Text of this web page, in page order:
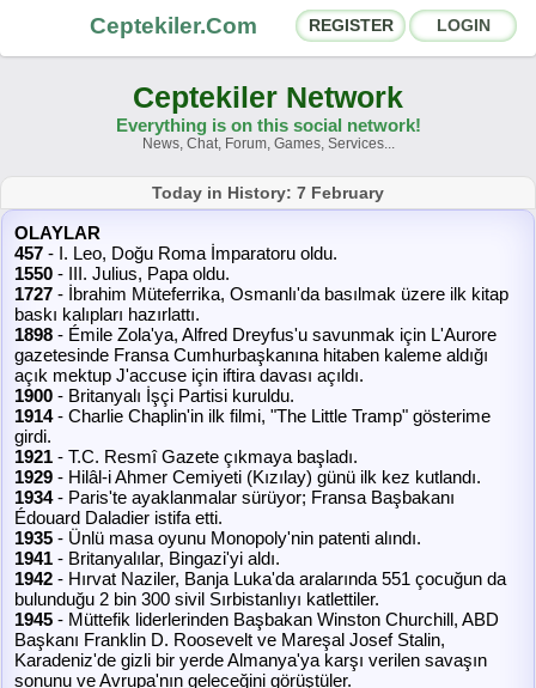
Ceptekiler.Com REGISTER LOGIN
Forums Social Shares
Chat Rooms
Announcements Contact
About Us
Ceptekiler.Com - v2025.01
Licence F.A.Q. C.S.
Ceptekiler Network
Everything is on this social network!
News, Chat, Forum, Games, Services...
Today in History: 7 February
OLAYLAR
457 - I. Leo, Doğu Roma İmparatoru oldu.
1550 - III. Julius, Papa oldu.
1727 - İbrahim Müteferrika, Osmanlı'da basılmak üzere ilk kitap
baskı kalıpları hazırlattı.
1898 - Émile Zola'ya, Alfred Dreyfus'u savunmak için L'Aurore
gazetesinde Fransa Cumhurbaşkanına hitaben kaleme aldığı
açık mektup J'accuse için iftira davası açıldı.
1900 - Britanyalı İşçi Partisi kuruldu.
1914- Charlie Chaplin'in ilk filmi, "The Little Tramp" gösterime
girdi.
1921 - T.C. Resmî Gazete çıkmaya başladı.
1929 - Hilâl-i Ahmer Cemiyeti (Kızılay) günü ilk kez kutlandı.
1934- Paris'te ayaklanmalar sürüyor; Fransa Başbakanı
Édouard Daladier istifa etti.
1935 - Ünlü masa oyunu Monopoly'nin patenti alındı.
1941 - Britanyalılar, Bingazi'yi aldı.
1942 - Hırvat Naziler, Banja Luka'da aralarında 551 çocuğun da
bulunduğu 2 bin 300 sivil Sırbistanlıyı katlettiler.
1945 - Müttefik liderlerinden Başbakan Winston Churchill, ABD
Başkanı Franklin D. Roosevelt ve Mareşal Josef Stalin,
Karadeniz'de gizli bir yerde Almanya'ya karşı verilen savaşın
sonunu ve Avrupa'nın geleceğini görüştüler.